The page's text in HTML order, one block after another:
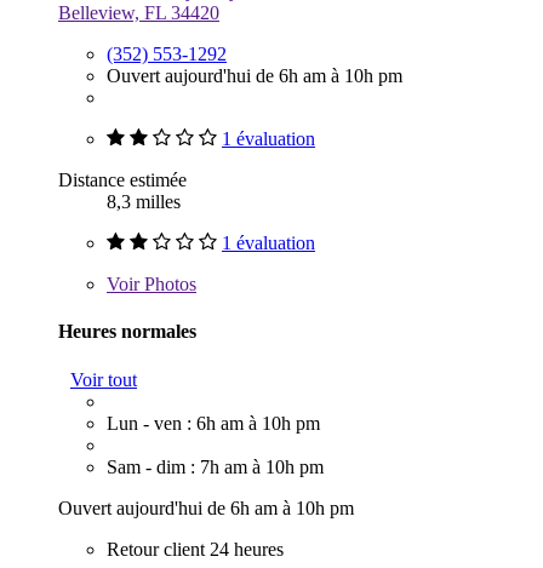
Belleview, FL 34420
(352) 553-1292
Ouvert aujourd'hui de 6h am à 10h pm
1 évaluation
Distance estimée
8,3 milles
1 évaluation
VoirPhotos
Heures normales
Voir tout
Lun - ven : 6h am à 10h pm
Sam - dim : 7h am à 10h pm
Ouvert aujourd'hui de 6h am à 10h pm
Retour client 24 heures